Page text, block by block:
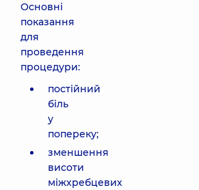
Основні
показання
для
проведення
процедури:
постійний
біль
у
попереку;
зменшення
висоти
міжхребцевих